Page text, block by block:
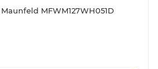
MFWM127WH051D